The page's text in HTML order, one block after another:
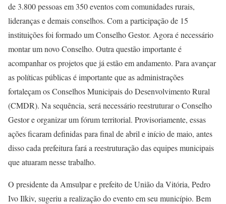
de 3.800 pessoas em 350 eventos com comunidades rurais,
lideranças e demais conselhos. Com a participação de 15
instituições foi formado um Conselho Gestor. Agora é necessário
montar um novo Conselho. Outra questão importante é
acompanhar os projetos que já estão em andamento. Para avançar
as políticas públicas é importante que as administrações
fortaleçam os Conselhos Municipais do Desenvolvimento Rural
(CMDR). Na sequência, será necessário reestruturar o Conselho
Gestor e organizar um fórum territorial. Provisoriamente, essas
ações ficaram definidas para final de abril e início de maio, antes
disso cada prefeitura fará a reestruturação das equipes municipais
que atuaram nesse trabalho.
O presidente da Amsulpar e prefeito de União da Vitória, Pedro
Ivo Ilkiv, sugeriu a realização do evento em seu município. Bem